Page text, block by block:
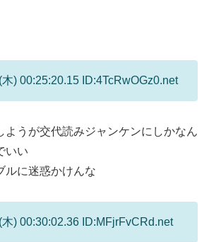
) 00:25:20.15 ID:4TcRwOGz0.net
ようが交代読みジャンケンにしかなん
いい
ルに迷惑かけんな
) 00:30:02.36 ID:MFjrFvCRd.net